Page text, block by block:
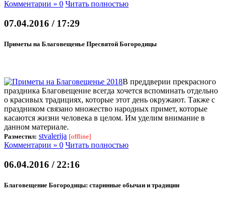
Комментарии » 0 Читать полностью
07.04.2016 / 17:29
Приметы на Благовещенье Пресвятой Богородицы
В преддверии прекрасного
праздника Благовещение всегда хочется вспоминать отдельно
о красивых традициях, которые этот день окружают. Также с
праздником связано множество народных примет, которые
касаются жизни человека в целом. Им уделим внимание в
данном материале.
Разместил: stvalerija [offline]
Комментарии » 0 Читать полностью
06.04.2016 / 22:16
Благовещение Богородицы: старинные обычаи и традиции